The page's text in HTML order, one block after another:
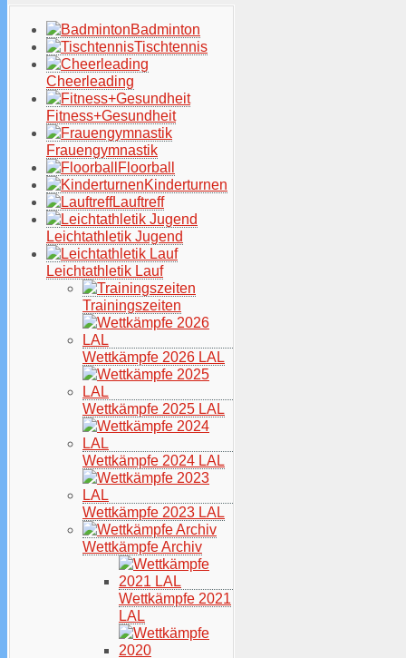
Badminton
Tischtennis
Cheerleading
Fitness+Gesundheit
Frauengymnastik
Floorball
Kinderturnen
Lauftreff
Leichtathletik Jugend
Leichtathletik Lauf
Trainingszeiten
Wettkämpfe 2026 LAL
Wettkämpfe 2025 LAL
Wettkämpfe 2024 LAL
Wettkämpfe 2023 LAL
Wettkämpfe Archiv
Wettkämpfe 2021
LAL